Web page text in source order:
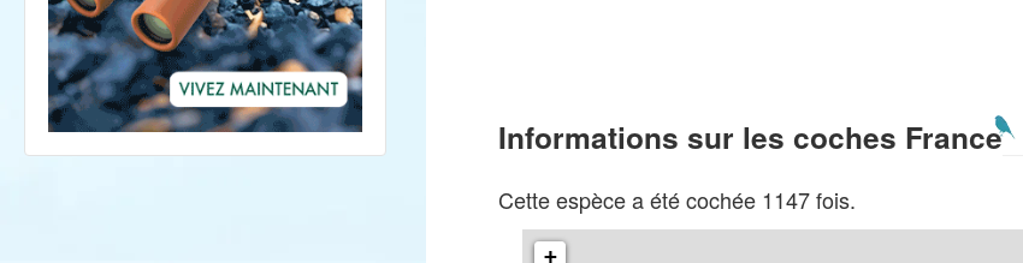
Informations sur les coches France
Cette espèce a été cochée 1147 fois.
+